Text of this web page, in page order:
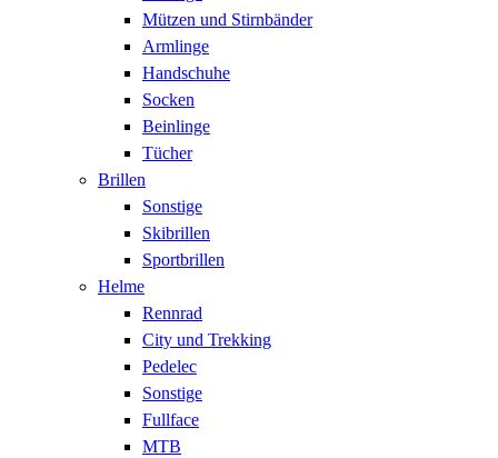
Mützen und Stirnbänder
Armlinge
Handschuhe
Socken
Beinlinge
Tücher
Brillen
Sonstige
Skibrillen
Sportbrillen
Helme
Rennrad
City und Trekking
Pedelec
Sonstige
Fullface
MTB